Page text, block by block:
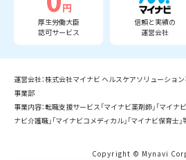
円
厚生労働大臣
認可サービス
信頼と実績の
運営会社
運営会社：株式会社マイナビ ヘルスケアソリューショ
事業部
事業内容：転職支援サービス「マイナビ薬剤師」「マイナ
ナビ介護職」「マイナビコメディカル」「マイナビ保育士」
Copyright © Mynavi